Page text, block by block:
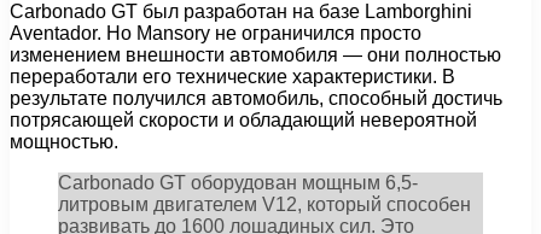
Carbonado GT был разработан на базе Lamborghini
Aventador. Но Mansory не ограничился просто
изменением внешности автомобиля — они полностью
переработали его технические характеристики. В
результате получился автомобиль, способный достичь
потрясающей скорости и обладающий невероятной
мощностью.
Carbonado GT оборудован мощным 6,5-
литровым двигателем V12, который способен
развивать до 1600 лошадиных сил. Это